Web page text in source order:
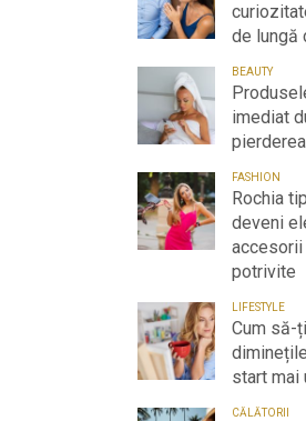
de lungă
BEAUTY
imediat
FASHION
Rochia
deveni
accesorii
potrivite
LIFESTYLE
Cum să-
start mai
CĂLĂTORII